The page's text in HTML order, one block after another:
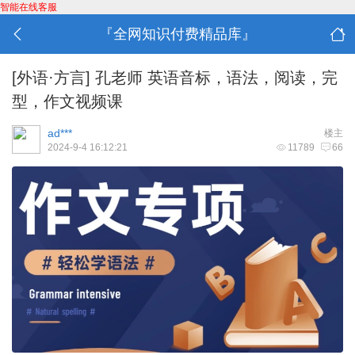
智能在线客服
『全网知识付费精品库』
[外语·方言] 孔老师 英语音标，语法，阅读，完
型，作文视频课
楼主
ad***
11789 66
2024-9-4 16:12:21